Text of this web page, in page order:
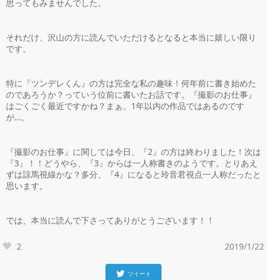
思ってもみませんでした。
それだけ、沢山の方に読んでいただけるとなると本当に嬉しい限り
です。
特に『ツンデレくん』の方は完全な私の趣味！何年前に書き始めた
のであろうか？っていう位前に書いたお話です。『撮影のお仕事』
はごくごく最近ですかね？まぁ、1年以内の作品ではあるのです
が…。
『撮影のお仕事』に関しては今日、『2』の方は終わりました！次は
『3』！！どうやら、『3』からは一人称書きのようです。とりあえ
ずは諒馬視線かな？多分、『4』になると玲音君視点一人称だったと
思います。
では、本当に読んで下さってありがとうございます！！
2 2019/1/22
ツイート